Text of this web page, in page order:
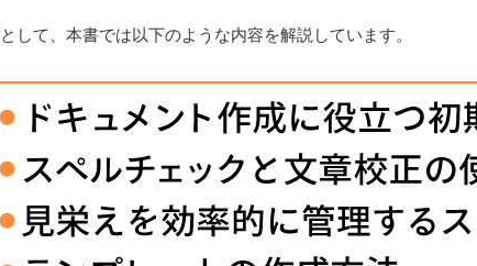
して、本書では以下のような内容を解説しています。